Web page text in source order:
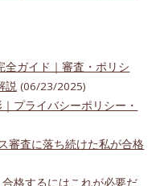
全ガイド｜審査・ポリシ
説 (06/23/2025)
プライバシーポリシー・
審査に落ち続けた私が合格
格するにはこれが必要だ